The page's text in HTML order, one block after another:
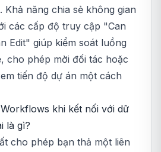
Khả năng chia sẻ không gian
các cấp độ truy cập "Can
Edit" giúp kiểm soát luồng
cho phép mời đối tác hoặc
tiến độ dự án một cách
khi kết nối với dữ
là gì?
cho phép bạn thả một liên